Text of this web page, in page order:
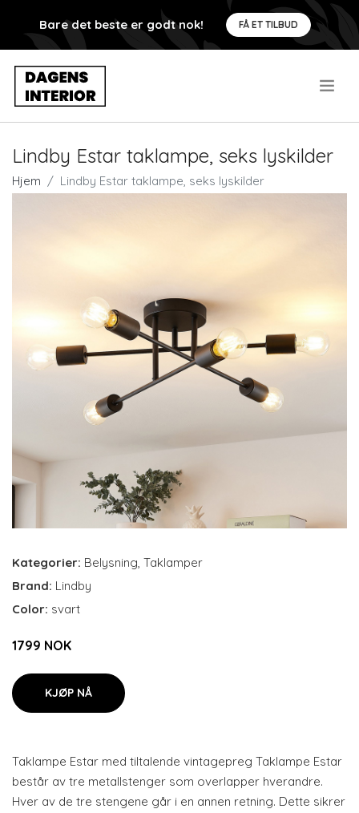
Bare det beste er godt nok! FÅ ET TILBUD
Lindby Estar taklampe, seks lyskilder
Hjem Lindby Estar taklampe, seks lyskilder
Kategorier: Belysning, Taklamper
Brand: Lindby
Color: svart
1799 NOK
KJØP NÅ
Taklampe Estar med tiltalende vintagepreg Taklampe Estar
består av tre metallstenger som overlapper hverandre.
Hver av de tre stengene går i en annen retning. Dette sikrer